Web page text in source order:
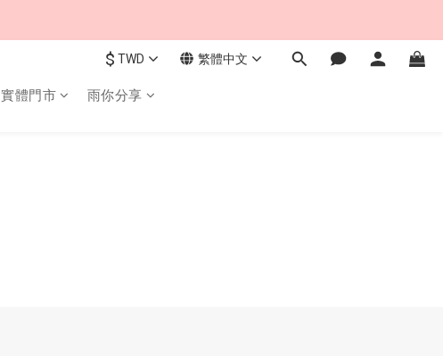
$ TWD 繁體中文
實體門市 雨你分享